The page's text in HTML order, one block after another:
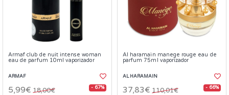
Armaf club de nuit intense woman
eau de parfum 10ml vaporizador
ARMAF
5,99€ 18,00€ - 67%
Al haramain manege rouge eau de
parfum 75ml vaporizador
AL HARAMAIN
37,83€ 110,01€ - 66%